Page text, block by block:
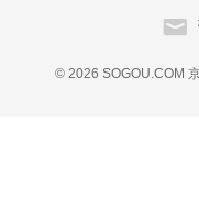
© 2026 SOGOU.COM